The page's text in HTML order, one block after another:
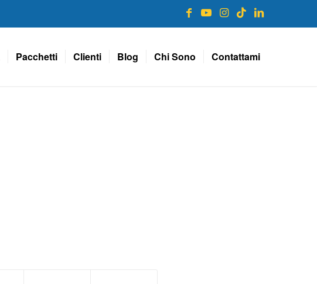
Pacchetti Clienti Blog Chi Sono Contattami